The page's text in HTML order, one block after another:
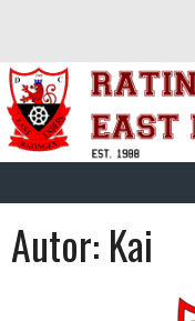
Inhalt
Autor: Kai